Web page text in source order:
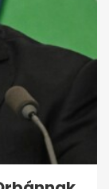
Réka